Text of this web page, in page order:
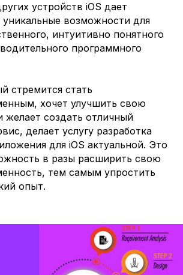
устройств iOS дает
уникальные возможности для
интуитивно понятного
программного
стремится стать
хочет улучшить свою
желает создать отличный
делает услугу разработка
для iOS актуальной. Это
в разы расширить свою
тем самым упростить
опыт.